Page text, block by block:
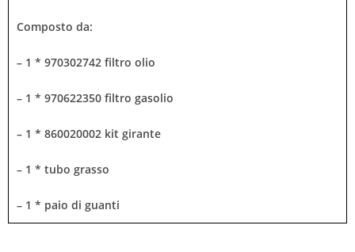
Composto da:
– 1 * 970302742 filtro olio
– 1 * 970622350 filtro gasolio
– 1 * 860020002 kit girante
– 1 * tubo grasso
– 1 * paio di guanti